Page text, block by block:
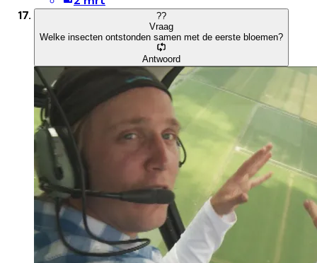
??
Vraag
Welke insecten ontstonden samen met de eerste bloemen?
Antwoord